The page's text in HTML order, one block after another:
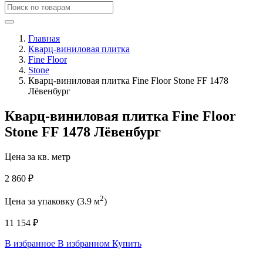
Главная
Кварц-виниловая плитка
Fine Floor
Stone
Кварц-виниловая плитка Fine Floor Stone FF 1478
Лёвенбург
Кварц-виниловая плитка Fine Floor
Stone FF 1478 Лёвенбург
Цена за кв. метр
2 860 ₽
Цена за упаковку (3.9 м2)
11 154 ₽
В избранное В избранном Купить